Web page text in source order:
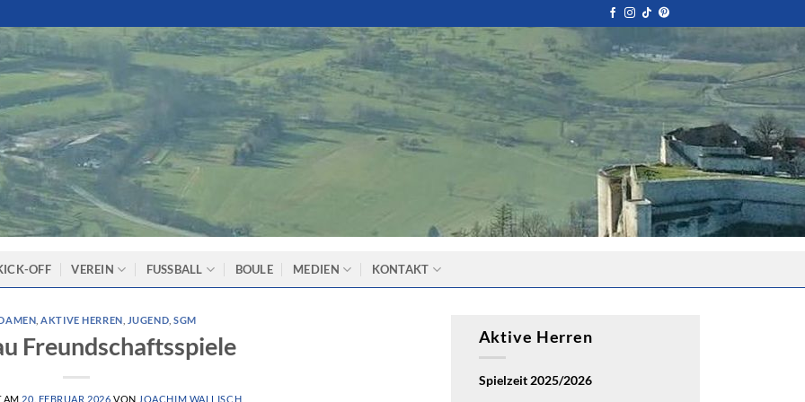
OFF VEREIN FUSSBALL BOULE MEDIEN KONTAKT
,AKTIVE HERREN JUGEND ,SGM
Freundschaftsspiele
AM 20. FEBRUAR 2026 VON JOACHIM WALLISCH
Aktive Herren
Spielzeit 2025/2026